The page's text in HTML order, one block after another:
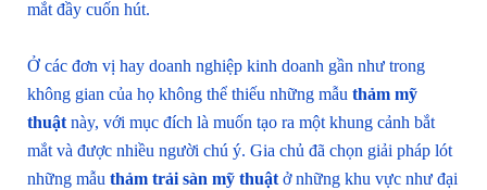
mắt đầy cuốn hút.
Ở các đơn vị hay doanh nghiệp kinh doanh gần như trong
không gian của họ không thể thiếu những mẫu thảm mỹ
thuật này, với mục đích là muốn tạo ra một khung cảnh bắt
mắt và được nhiều người chú ý. Gia chủ đã chọn giải pháp lót
những mẫu thảm trải sàn mỹ thuật ở những khu vực như đại